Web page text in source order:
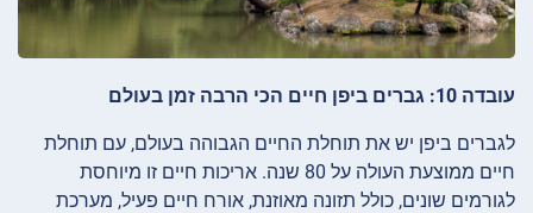
עובדה 10: גברים ביפן חיים הכי הרבה זמן בעולם
לגברים ביפן יש את תוחלת החיים הגבוהה בעולם, עם תוחלת
חיים ממוצעת העולה על 80 שנה. אריכות חיים זו מיוחסת
לגורמים שונים, כולל תזונה מאוזנת, אורח חיים פעיל, מערכת